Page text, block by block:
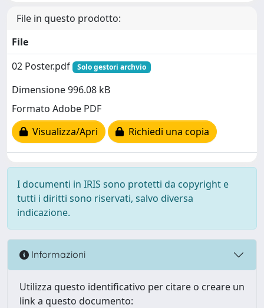
File in questo prodotto:
File
02 Poster.pdf
Solo gestori archvio
Dimensione 996.08 kB
Formato Adobe PDF
Visualizza/Apri
Richiedi una copia
I documenti in IRIS sono protetti da copyright e
tutti i diritti sono riservati, salvo diversa
indicazione.
Informazioni
Utilizza questo identificativo per citare o creare un
link a questo documento: